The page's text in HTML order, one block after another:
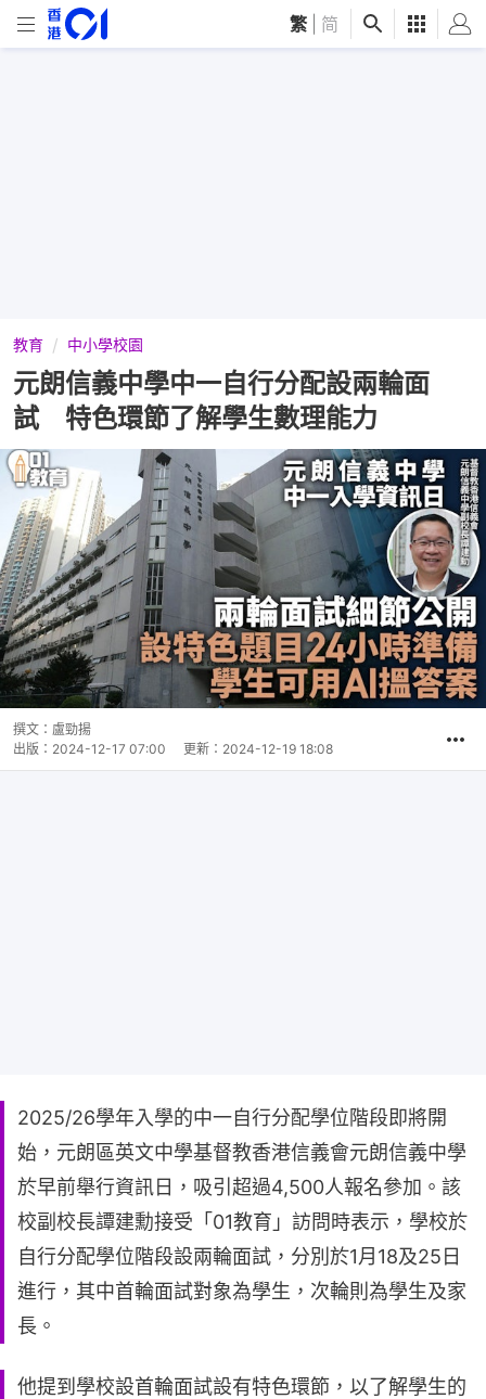
繁 简
教育 中小學校園
元朗信義中學中一自行分配設兩輪面
試 特色環節了解學生數理能力
撰文： 盧勁揚
出版： 2024-12-17 07:00 更新： 2024-12-19 18:08
2025/26學年入學的中一自行分配學位階段即將開
始，元朗區英文中學基督教香港信義會元朗信義中學
於早前舉行資訊日，吸引超過4,500人報名參加。該
校副校長譚建勳接受「01教育」訪問時表示，學校於
自行分配學位階段設兩輪面試，分別於1月18及25日
進行，其中首輪面試對象為學生，次輪則為學生及家
長。
他提到學校設首輪面試設有特色環節，以了解學生的